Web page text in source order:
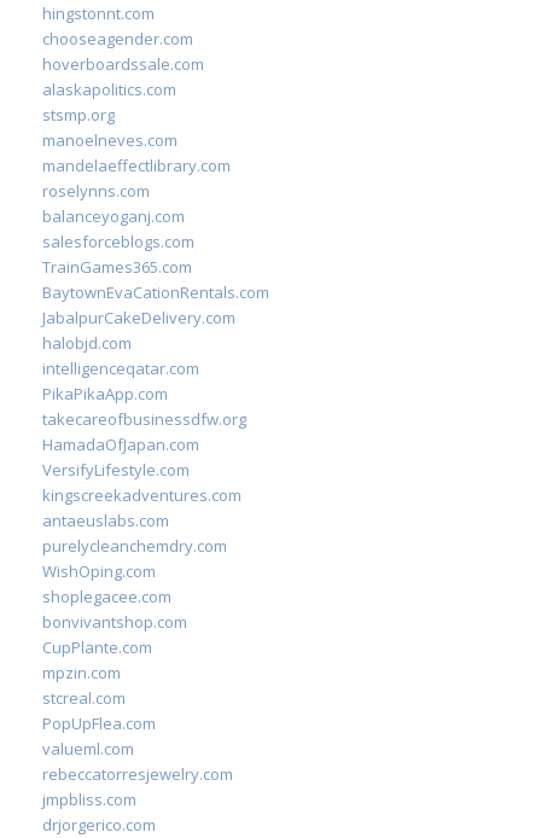
hingstonnt.com
chooseagender.com
hoverboardssale.com
alaskapolitics.com
stsmp.org
manoelneves.com
mandelaeffectlibrary.com
roselynns.com
balanceyoganj.com
salesforceblogs.com
TrainGames365.com
BaytownEvaCationRentals.com
JabalpurCakeDelivery.com
halobjd.com
intelligenceqatar.com
PikaPikaApp.com
takecareofbusinessdfw.org
HamadaOfJapan.com
VersifyLifestyle.com
kingscreekadventures.com
antaeuslabs.com
purelycleanchemdry.com
WishOping.com
shoplegacee.com
bonvivantshop.com
CupPlante.com
mpzin.com
stcreal.com
PopUpFlea.com
valueml.com
rebeccatorresjewelry.com
jmpbliss.com
drjorgerico.com